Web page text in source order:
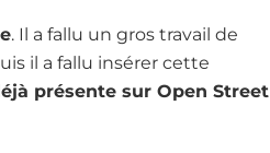
. Il a fallu un gros travail de
il a fallu insérer cette
présente sur Open Street